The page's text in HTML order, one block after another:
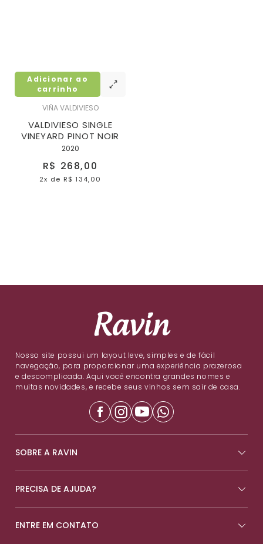
VIÑA VALDIVIESO
VALDIVIESO SINGLE
VINEYARD PINOT NOIR
2020
R$ 268,00
2x de R$ 134,00
Adicionar ao
carrinho
Nosso site possui um layout leve, simples e de fácil
navegação, para proporcionar uma experiência prazerosa
e descomplicada. Aqui você encontra grandes nomes e
muitas novidades, e recebe seus vinhos sem sair de casa.
SOBRE A RAVIN
PRECISA DE AJUDA?
ENTRE EM CONTATO